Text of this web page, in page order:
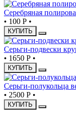
Серебряная
• 100 Р •
КУПИТЬ
Серьги-подвески
• 1650 Р •
КУПИТЬ
Серьги-полукольца
• 2500 Р •
КУПИТЬ